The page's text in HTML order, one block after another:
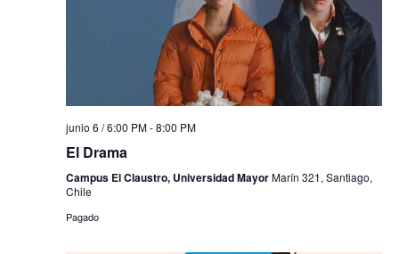
junio 6 / 6:00 PM-8:00 PM
El Drama
Campus El Claustro, Universidad MayorMarín 321, Santiago,
Chile
Pagado